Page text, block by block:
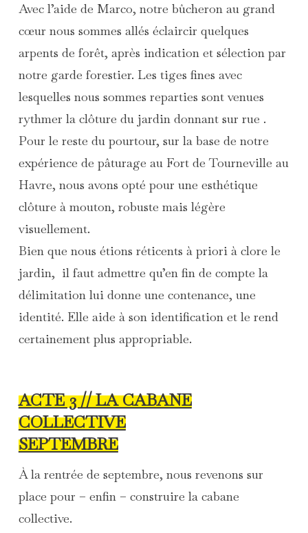
Avec l’aide de Marco, notre bûcheron au grand
cœur nous sommes allés éclaircir quelques
arpents de forêt, après indication et sélection par
notre garde forestier. Les tiges fines avec
lesquelles nous sommes reparties sont venues
rythmer la clôture du jardin donnant sur rue .
Pour le reste du pourtour, sur la base de notre
expérience de pâturage au Fort de Tourneville au
Havre, nous avons opté pour une esthétique
clôture à mouton, robuste mais légère
visuellement.
Bien que nous étions réticents à priorià clore le
jardin, il faut admettre qu’en fin de compte la
délimitation lui donne une contenance, une
identité. Elle aide à son identification et le rend
certainement plus appropriable.
ACTE 3 // LA CABANE
COLLECTIVE
SEPTEMBRE
À la rentrée de septembre, nous revenons sur
place pour – enfin – construire la cabane
collective.